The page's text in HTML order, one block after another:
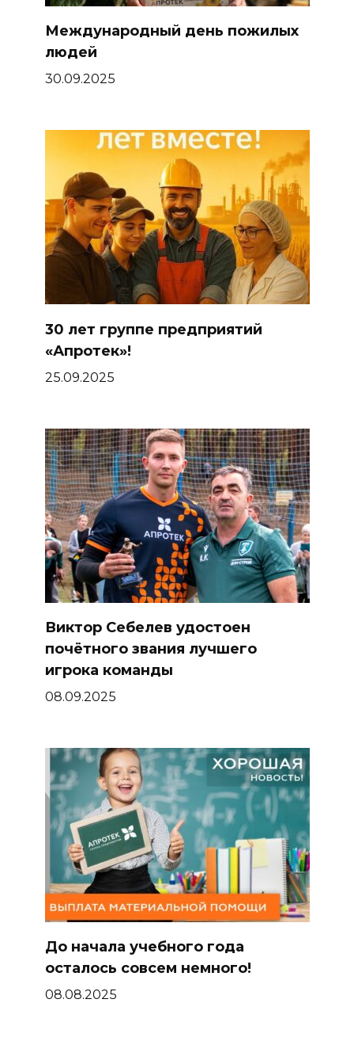
Международный день пожилых
людей
30.09.2025
30 лет группе предприятий
«Апротек»!
25.09.2025
Виктор Себелев удостоен
почётного звания лучшего
игрока команды
08.09.2025
До начала учебного года
осталось совсем немного!
08.08.2025